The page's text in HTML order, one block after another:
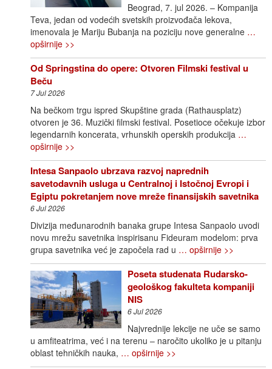
Beograd, 7. jul 2026. – Kompanija
Teva, jedan od vodećih svetskih proizvođača lekova,
imenovala je Mariju Bubanja na poziciju nove generalne …
opširnije >>
Od Springstina do opere: Otvoren Filmski festival u
Beču
7 Jul 2026
Na bečkom trgu ispred Skupštine grada (Rathausplatz)
otvoren je 36. Muzički filmski festival. Posetioce očekuje izbor
legendarnih koncerata, vrhunskih operskih produkcija …
opširnije >>
Intesa Sanpaolo ubrzava razvoj naprednih
savetodavnih usluga u Centralnoj i Istočnoj Evropi i
Egiptu pokretanjem nove mreže finansijskih savetnika
6 Jul 2026
Divizija međunarodnih banaka grupe Intesa Sanpaolo uvodi
novu mrežu savetnika inspirisanu Fideuram modelom: prva
grupa savetnika već je započela rad u … opširnije >>
Poseta studenata Rudarsko-
geološkog fakulteta kompaniji
NIS
6 Jul 2026
Najvrednije lekcije ne uče se samo
u amfiteatrima, već i na terenu – naročito ukoliko je u pitanju
oblast tehničkih nauka, … opširnije >>